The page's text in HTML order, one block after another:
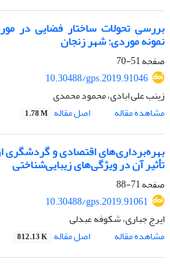
بررسی تحولات ساختار فضایی در
نمونه موردی: شهر زنجان
صفحه51-70
10.30488/gps.2019.91046
زینب علی ابادی، محمود محمدی
مشاهده مقاله
اصل مقاله 1.78 M
بهره‌برداری‌های اقتصادی و گردشگری
تأثیر آن در ویژگی‌های زیبایی‌شناختی
صفحه71-88
10.30488/gps.2019.91061
ایرج جباری، شکوفه عبدلی
مشاهده مقاله
اصل مقاله 812.13 K